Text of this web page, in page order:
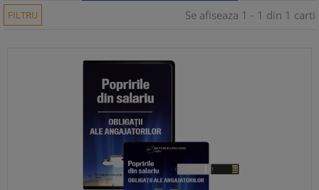
FILTRU Se afiseaza 1 - 1 din 1 carti